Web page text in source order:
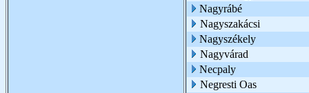
Nagyrábé
Nagyszakácsi
Nagyszékely
Nagyvárad
Necpaly
Negresti Oas